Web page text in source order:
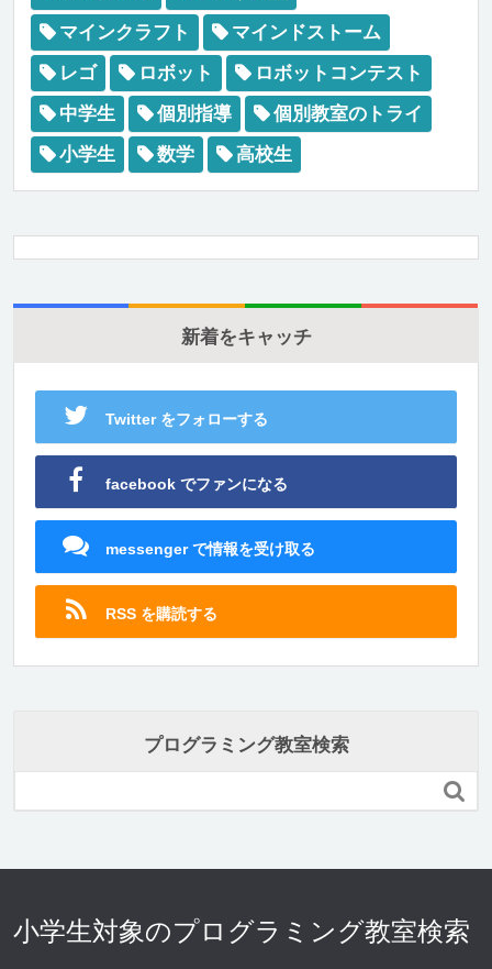
マインクラフト
マインドストーム
レゴ
ロボット
ロボットコンテスト
中学生
個別指導
個別教室のトライ
小学生
数学 高校生
新着をキャッチ
Twitter をフォローする
facebook でファンになる
messenger で情報を受け取る
RSS を購読する
プログラミング教室検索

小学生対象のプログラミング教室検索